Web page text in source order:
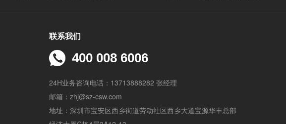
联系我们
400 008 6006
24H业务咨询电话：13713888282 张经理
邮箱：zhj@sz-csw.com
地址：深圳市宝安区西乡街道劳动社区西乡大道宝源华丰总部